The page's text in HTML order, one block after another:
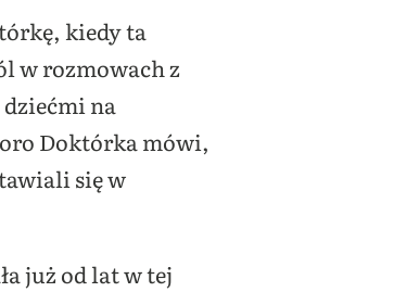
kiedy ta
w rozmowach z
na
Doktórka mówi,
się w
już od lat w tej